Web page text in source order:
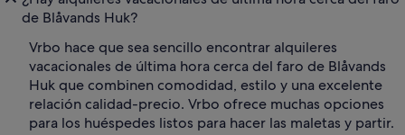
de Blåvands Huk?
Vrbo hace que sea sencillo encontrar alquileres
vacacionales de última hora cerca del faro de Blåvands
Huk que combinen comodidad, estilo y una excelente
relación calidad-precio. Vrbo ofrece muchas opciones
para los huéspedes listos para hacer las maletas y partir.